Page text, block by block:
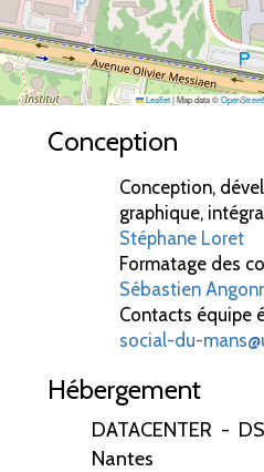
Leaflet|Map data ©
Conception
Conception,
graphique,
Stéphane Loret
Formatage des
Sébastien
Contacts équipe
social-du-
Hébergement
DATACENTER -
Nantes